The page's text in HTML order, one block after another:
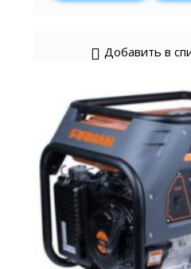
Добавить в